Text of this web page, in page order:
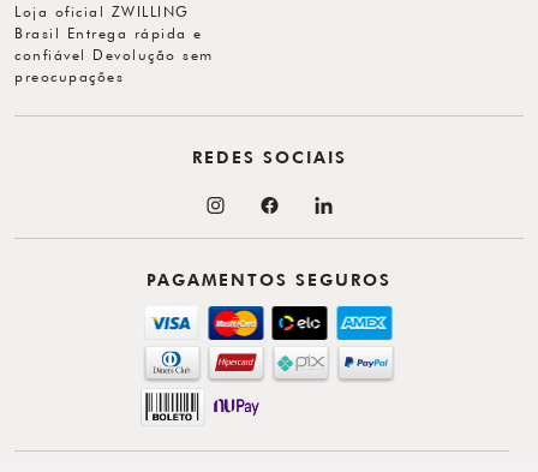
Loja oficial ZWILLING
Brasil Entrega rápida e
confiável Devolução sem
preocupações
PAGAMENTOS SEGUROS
REDES SOCIAIS